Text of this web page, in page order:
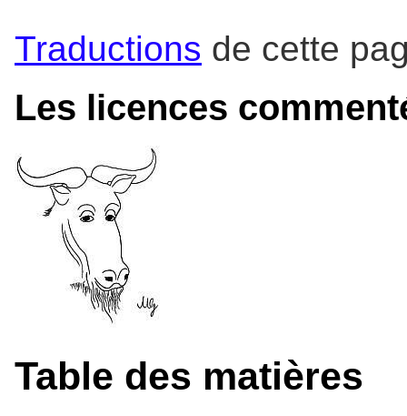
Traductions de cette
Les licences
Table des matières